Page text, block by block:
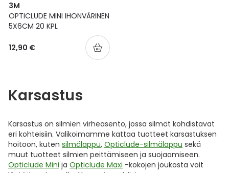
3M
OPTICLUDE MINI IHONVÄRINEN
5X6CM 20 KPL
12,90 €
Karsastus
Karsastus on silmien virheasento, jossa silmät kohdistavat
eri kohteisiin. Valikoimamme kattaa tuotteet karsastuksen
hoitoon, kuten silmälappu, Opticlude-silmälappu sekä
muut tuotteet silmien peittämiseen ja suojaamiseen.
Opticlude Mini ja Opticlude Maxi -kokojen joukosta voit